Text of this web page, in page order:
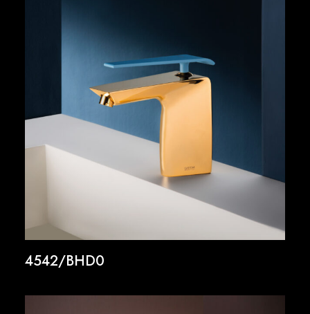
4542/BHD0